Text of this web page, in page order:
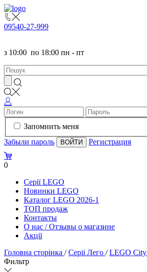
09540-27-999
з 10:00 по 18:00 пн - пт
Запомнить меня
Забыли пароль
Регистрация
0
Серії LEGO
Новинки LEGO
Каталог LEGO 2026-1
TOП продаж
Контакты
О нас / Отзывы о магазине
Акції
Головна сторінка /Серіі Лего /LEGO City
Фильтр